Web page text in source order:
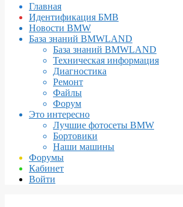
навигации
Главная
Идентификация БМВ
Новости BMW
База знаний BMWLAND
База знаний BMWLAND
Техническая информация
Диагностика
Ремонт
Файлы
Форум
Это интересно
Лучшие фотосеты BMW
Бортовики
Наши машины
Форумы
Кабинет
Войти